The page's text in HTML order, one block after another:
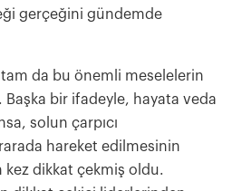
gerçeğini gündemde
tam da bu önemli meselelerin
Başka bir ifadeyle, hayata veda
solun çarpıcı
hareket edilmesinin
dikkat çekmiş oldu.